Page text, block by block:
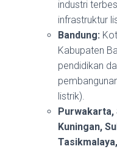
industri
infrastruktur
Bandung:
Kabupaten
pendidikan
listrik).
Purwakarta,
Kuningan,